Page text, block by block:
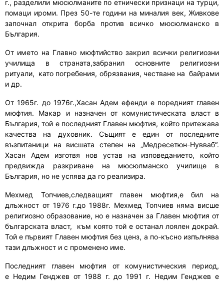
г., разделили мюсюлманите по етнически признаци на турци,
помаци ироми. През 50-те години на миналия век, Живкове
започнал открита борба против всичко мюсюлманско в
България.
От името на Главно мюфтийство закрил всички религиозни
училища в страната,забранил основнитерелигиозни
ритуали, като погребения, обрязвания, честване на байрами
и др.
От 1965г. до 1976г.,Хасан Адем ефенди епоредният главен
мюфтия. Макар и назначен от комунистическата власт в
България, той е последният Главен мюфтия, който притежава
качества на духовник. Същият е един от последните
възпитаници на висшата степен на „Медресетюн-Нувваб“.
Хасан Адем изготвя нов устав на изповеданието, който
предвижда разкриване на мюсюлманско училище в
България, но не успява да го реализира.
Мехмед Топчиев,следващият главен мюфтия,е бил на
длъжност от 1976 г.до 1988г. Мехмед Топчиев няма висше
религиозно образование, но е назначен за Главен мюфтия от
българскaта власт, към която той е останал лоялен докрай.
Той е първият Главен мюфтия без ценз, а по-късно изпълнява
тази длъжност и с променено име.
Последният главен мюфтия от комунистическия период,
е Недим Генджев от 1988 г. до 1991 г. Недим Генджев е